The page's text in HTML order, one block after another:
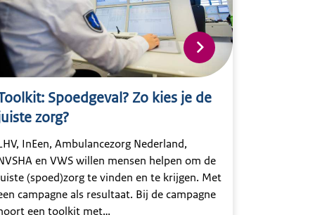
Spoedgeval? Zo kies je de
zorg?
InEen, Ambulancezorg Nederland,
en VWS willen mensen helpen om de
(spoed)zorg te vinden en te krijgen. Met
campagne als resultaat. Bij de campagne
een toolkit met